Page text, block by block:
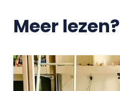
Meer lezen?